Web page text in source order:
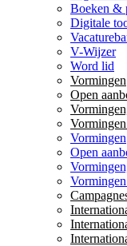
Boeken &
Digitale
V-Wijzer
Word lid
Vormingen
Open
Vormingen
Open